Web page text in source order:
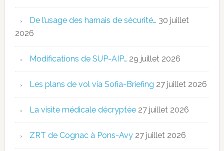
De l’usage des harnais de sécurité… 30 juillet
2026
Modifications de SUP-AIP… 29 juillet 2026
Les plans de vol via Sofia-Briefing 27 juillet 2026
La visite médicale décryptée 27 juillet 2026
ZRT de Cognac à Pons-Avy 27 juillet 2026